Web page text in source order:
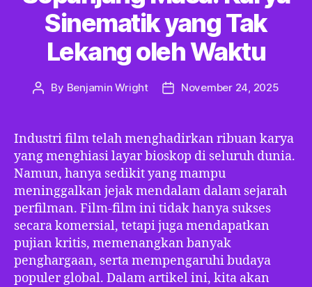
Sinematik yang Tak
Lekang oleh Waktu
Post
By Benjamin Wright
PostNovember 24, 2025
Industri film telah menghadirkan ribuan karya
yang menghiasi layar bioskop di seluruh dunia.
Namun, hanya sedikit yang mampu
meninggalkan jejak mendalam dalam sejarah
perfilman. Film-film ini tidak hanya sukses
secara komersial, tetapi juga mendapatkan
pujian kritis, memenangkan banyak
penghargaan, serta mempengaruhi budaya
populer global. Dalam artikel ini, kita akan